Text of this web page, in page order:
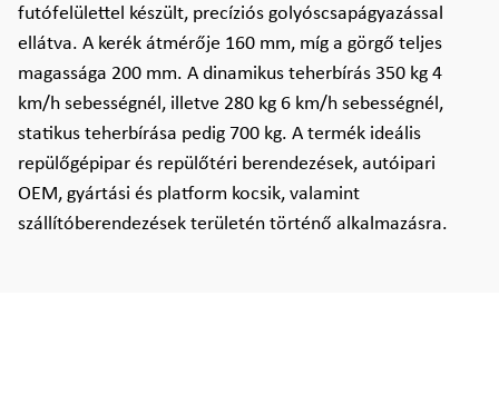
futófelülettel készült, precíziós golyóscsapágyazással
ellátva. A kerék átmérője 160 mm, míg a görgő teljes
magassága 200 mm. A dinamikus teherbírás 350 kg 4
km/h sebességnél, illetve 280 kg 6 km/h sebességnél,
statikus teherbírása pedig 700 kg. A termék ideális
repülőgépipar és repülőtéri berendezések, autóipari
OEM, gyártási és platform kocsik, valamint
szállítóberendezések területén történő alkalmazásra.